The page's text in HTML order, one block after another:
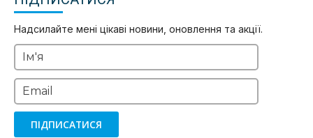
Надсилайте мені цікаві новини, оновлення та акції.
Ім'я
Email
ПІДПИСАТИСЯ